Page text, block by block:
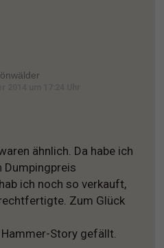
ähnlich. Da habe ich
Dumpingpreis
ich noch so verkauft,
Zum Glück
Story gefällt.